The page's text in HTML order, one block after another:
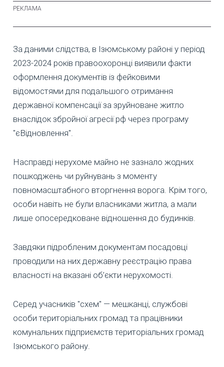
За даними слідства, в Ізюмському районі у період
2023-2024 років правоохоронці виявили факти
оформлення документів із фейковими
відомостями для подальшого отримання
державної компенсації за зруйноване житло
внаслідок збройної агресії рф через програму
"єВідновлення".
Насправді нерухоме майно не зазнало жодних
пошкоджень чи руйнувань з моменту
повномасштабного вторгнення ворога. Крім того,
особи навіть не були власниками житла, а мали
лише опосередковане відношення до будинків.
Завдяки підробленим документам посадовці
проводили на них державну реєстрацію права
власності на вказані об’єкти нерухомості.
Серед учасників "схем" — мешканці, службові
особи територіальних громад та працівники
комунальних підприємств територіальних громад
Ізюмського району.